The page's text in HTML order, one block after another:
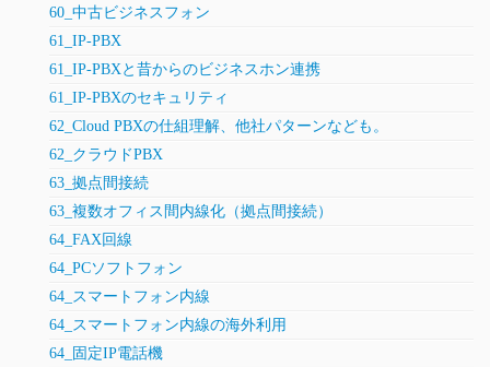
60_中古ビジネスフォン
61_IP-PBX
61_IP-PBXと昔からのビジネスホン連携
61_IP-PBXのセキュリティ
62_Cloud PBXの仕組理解、他社パターンなども。
62_クラウドPBX
63_拠点間接続
63_複数オフィス間内線化（拠点間接続）
64_FAX回線
64_PCソフトフォン
64_スマートフォン内線
64_スマートフォン内線の海外利用
64_固定IP電話機